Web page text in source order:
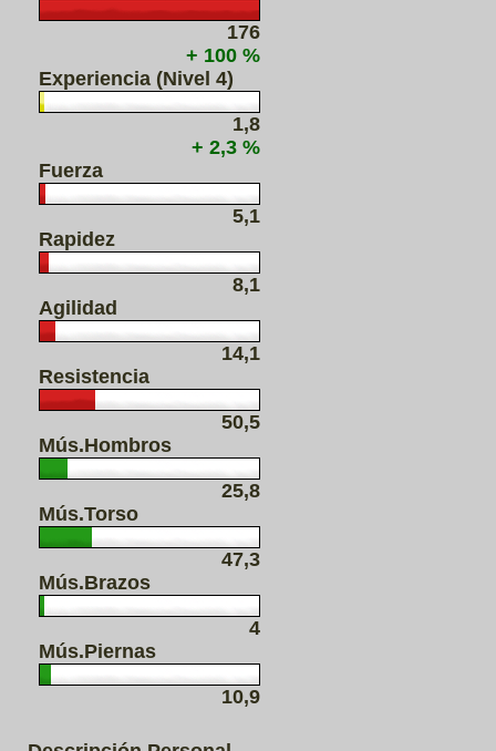
176
+ 100 %
Experiencia (Nivel 4)
1,8
+ 2,3 %
Fuerza
5,1
Rapidez
8,1
Agilidad
14,1
Resistencia
50,5
Mús.Hombros
25,8
Mús.Torso
47,3
Mús.Brazos
4
Mús.Piernas
10,9